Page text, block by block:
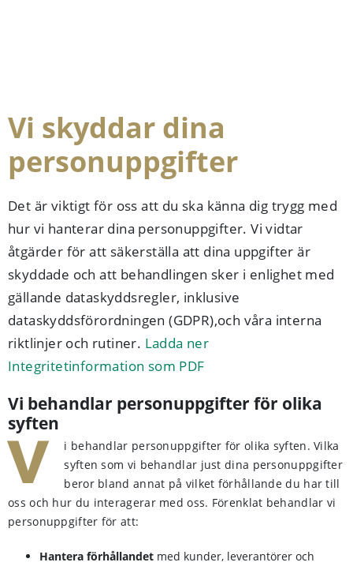
Vi skyddar dina
personuppgifter
Det är viktigt för oss att du ska känna dig trygg med
hur vi hanterar dina personuppgifter. Vi vidtar
åtgärder för att säkerställa att dina uppgifter är
skyddade och att behandlingen sker i enlig­het med
gäl­lande dataskyddsregler, inklusive
dataskyddsförordningen (GDPR),och våra interna
riktlinjer och rutiner. Ladda ner
Integritetinformation som PDF
Vi behandlar personuppgifter för olika
syften
V
i behandlar personuppgifter för olika syften. Vilka
syften som vi behandlar just dina personuppgifter
beror bland annat på vilket förhållande du har till
oss och hur du interagerar med oss. Förenklat behandlar vi
personuppgifter för att:
Hantera förhållandet med kunder, leverantörer och